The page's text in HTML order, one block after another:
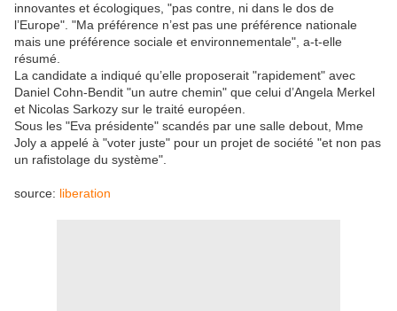
innovantes et écologiques, "pas contre, ni dans le dos de
l’Europe". "Ma préférence n’est pas une préférence nationale
mais une préférence sociale et environnementale", a-t-elle
résumé.
La candidate a indiqué qu’elle proposerait "rapidement" avec
Daniel Cohn-Bendit "un autre chemin" que celui d’Angela Merkel
et Nicolas Sarkozy sur le traité européen.
Sous les "Eva présidente" scandés par une salle debout, Mme
Joly a appelé à "voter juste" pour un projet de société "et non pas
un rafistolage du système".
source: liberation